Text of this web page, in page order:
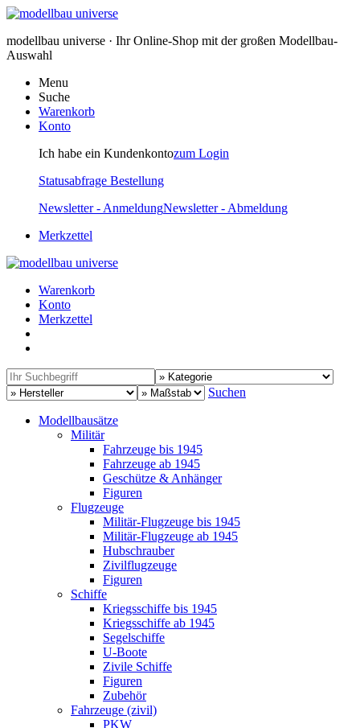
modellbau universe · Ihr Online-Shop mit der großen Modellbau-
Auswahl
Menu
Suche
Warenkorb
Konto
Ich habe ein Kundenkontozum Login
Statusabfrage Bestellung
Newsletter - AnmeldungNewsletter - Abmeldung
Merkzettel
Warenkorb
Konto
Merkzettel
Suchen
Modellbausätze
Militär
Fahrzeuge bis 1945
Fahrzeuge ab 1945
Geschütze & Anhänger
Figuren
Flugzeuge
Militär-Flugzeuge bis 1945
Militär-Flugzeuge ab 1945
Hubschrauber
Zivilflugzeuge
Figuren
Schiffe
Kriegsschiffe bis 1945
Kriegsschiffe ab 1945
Segelschiffe
U-Boote
Zivile Schiffe
Figuren
Zubehör
Fahrzeuge (zivil)
PKW